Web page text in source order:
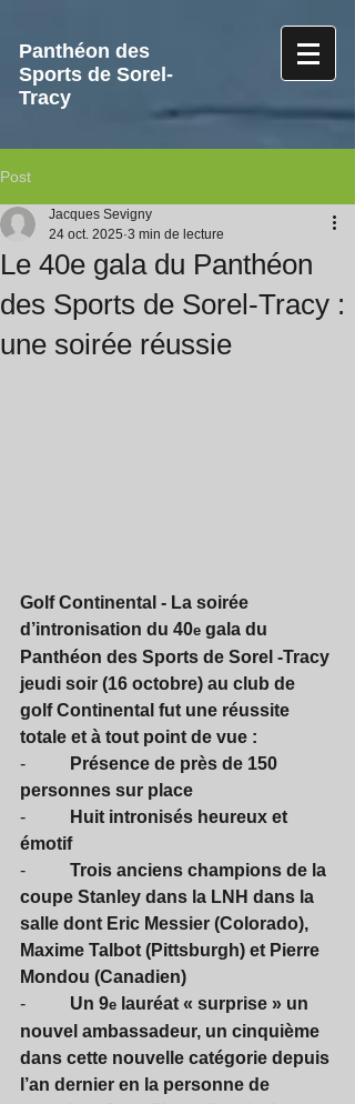
Panthéon des
Sports de Sorel-
Tracy
Post
Le 40e gala du Panthéon
des Sports de Sorel-Tracy :
une soirée réussie
Jacques Sevigny
24 oct. 2025 3 min de lecture
Golf Continental - La soirée
d’intronisation du 40e gala du
Panthéon des Sports de Sorel -Tracy
jeudi soir (16 octobre) au club de
golf Continental fut une réussite
totale et à tout point de vue :
-
Présence de près de 150
personnes sur place
-
Huit intronisés heureux et
émotif
- Trois anciens champions de la
coupe Stanley dans la LNH dans la
salle dont Eric Messier (Colorado),
Maxime Talbot (Pittsburgh) et Pierre
Mondou (Canadien)
- Un 9e lauréat « surprise » un
nouvel ambassadeur, un cinquième
dans cette nouvelle catégorie depuis
l’an dernier en la personne de